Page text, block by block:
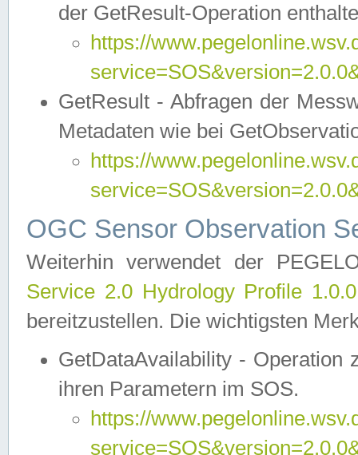
der GetResult-Operation
https://
GetResult - Abfragen der
Metadaten wie bei
https://
OGC Sensor Observation
Weiterhin verwendet der
Service 2.0 Hydrology Profile
bereitzustellen. Die wichtigsten
GetDataAvailability - Operation
ihren Parametern im SOS.
https://